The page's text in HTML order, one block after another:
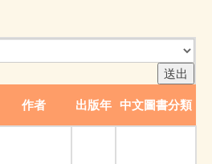
作者 出版年 中文圖書分類